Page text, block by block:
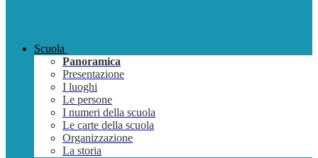
Scuola
Panoramica
Presentazione
I luoghi
Le persone
I numeri della scuola
Le carte della scuola
Organizzazione
La storia